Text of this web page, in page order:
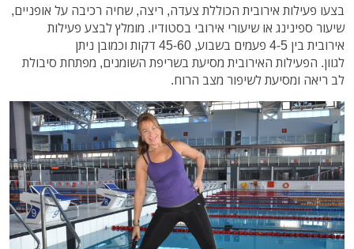
בצעו פעילות אירובית הכוללת צעדה, ריצה, שחיה רכיבה על אופניים,
שיעור ספינינג או שיעורי אירובי בסטודיו. מומלץ לבצע פעילות
אירובית בין 4-5 פעמים בשבוע, 45-60 דקות וכמובן ניתן
לגוון. הפעילות האירובית מסיעת בשריפת השומנים, מפתחת סיבולת
לב ריאה ומסיעת לשיפור מצב הרוח.